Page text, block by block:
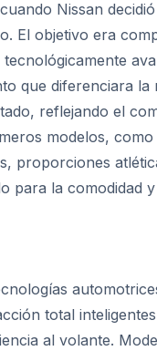
Nissan
El objetivo era
que diferenciara
reflejando el
modelos,
proporciones
para la comodidad
total
al volante.